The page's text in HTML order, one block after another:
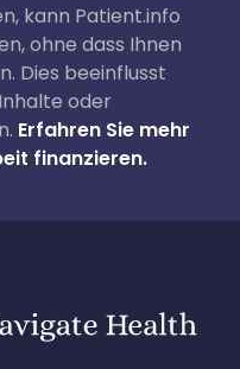
kann Patient.info
ohne dass Ihnen
Dies beeinflusst
oder
Erfahren Sie mehr
finanzieren.